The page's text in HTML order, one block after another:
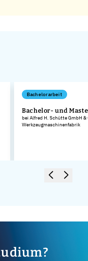
Bachelorarbeit
Bachelor- und
bei Alfred H. Schütte GmbH &
Werkzeugmaschinenfabrik